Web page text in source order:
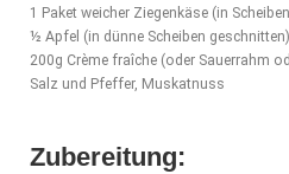
1 Paket weicher Ziegenkäse (in
½ Apfel (in dünne Scheiben geschnitten)
200g Crème fraîche (oder Sauerrahm
Salz und Pfeffer, Muskatnuss
Zubereitung: